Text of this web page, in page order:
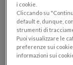
i cookie.
Cliccando su
default e, dunque,
strumenti di
Puoi visualizzare le
preferenze sui
informazioni sui